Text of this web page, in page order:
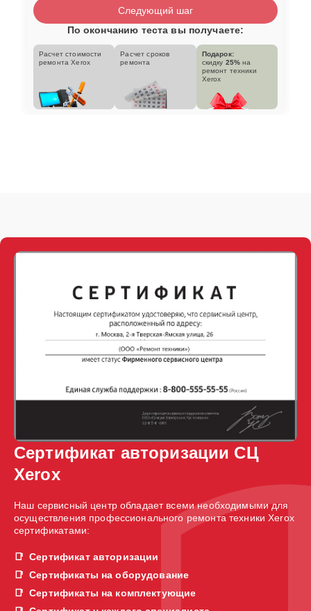
Следующий шаг
По окончанию теста вы получаете:
Расчет стоимости
ремонта Xerox
Расчет сроков
ремонта
Подарок:
скидку 25% на
ремонт техники
Xerox
Сертификат авторизации СЦ
Xerox
Наш сервисный центр обладает всеми необходимыми для
осуществления профессионального ремонта техники Xerox
сертификатами:
Сертификат авторизации
Сертификаты на оборудование
Сертификаты на комплектующие